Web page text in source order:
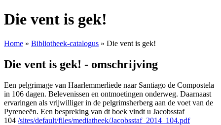
Die vent is gek!
Home » Bibliotheek-catalogus » Die vent is gek!
Die vent is gek! - omschrijving
Een pelgrimage van Haarlemmerliede naar Santiago de Compostela
in 106 dagen. Belevenissen en ontmoetingen onderweg. Daarnaast
ervaringen als vrijwilliger in de pelgrimsherberg aan de voet van de
Pyreneeën. Een bespreking van dt boek vindt u Jacobsstaf
104 /sites/default/files/mediatheek/Jacobsstaf_2014_104.pdf